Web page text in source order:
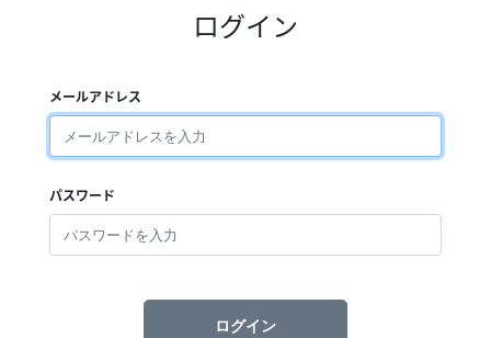
ログイン
メールアドレス
パスワード
ログイン